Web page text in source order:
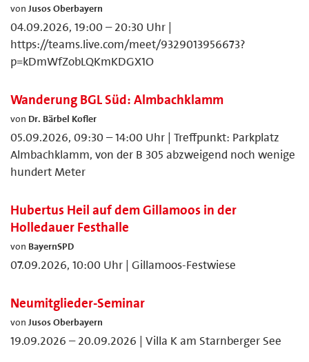
von Jusos Oberbayern
04.09.2026, 19:00 – 20:30 Uhr |
https://teams.live.com/meet/9329013956673?
p=kDmWfZobLQKmKDGX1O
Wanderung BGL Süd: Almbachklamm
von Dr. Bärbel Kofler
05.09.2026, 09:30 – 14:00 Uhr | Treffpunkt: Parkplatz
Almbachklamm, von der B 305 abzweigend noch wenige
hundert Meter
Hubertus Heil auf dem Gillamoos in der
Holledauer Festhalle
von BayernSPD
07.09.2026, 10:00 Uhr | Gillamoos-Festwiese
Neumitglieder-Seminar
von Jusos Oberbayern
19.09.2026 – 20.09.2026 | Villa K am Starnberger See